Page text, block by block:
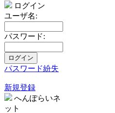
ログイン
ユーザ名:
パスワード:
パスワード紛失
新規登録
へんぽらいネ
ット